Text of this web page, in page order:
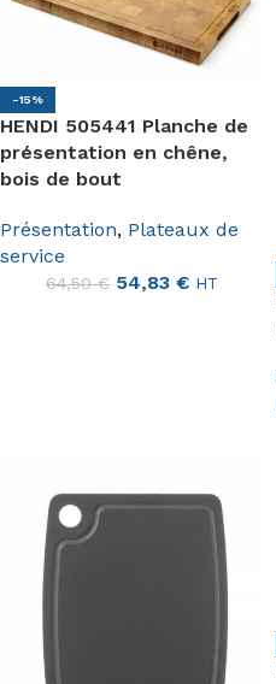
-15%
HENDI 505441 Planche de
présentation en chêne,
bois de bout
Présentation, Plateaux de
service
64,50€ 54,83 € HT